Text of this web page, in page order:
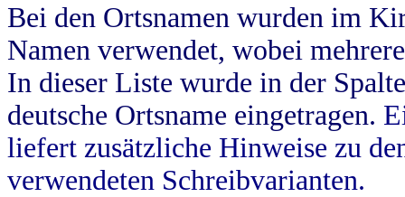
Bei den Ortsnamen wurden im
Namen verwendet, wobei
In dieser Liste wurde in der
deutsche Ortsname eingetragen.
liefert zusätzliche Hinweise zu
verwendeten Schreibvarianten.